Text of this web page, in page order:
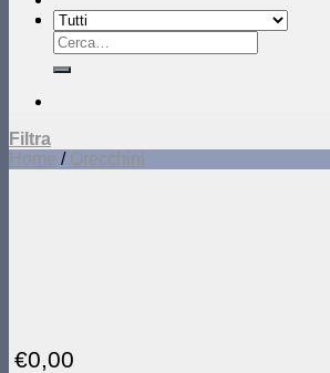
Cerca:
Filtra
Home / Orecchini
€0,00